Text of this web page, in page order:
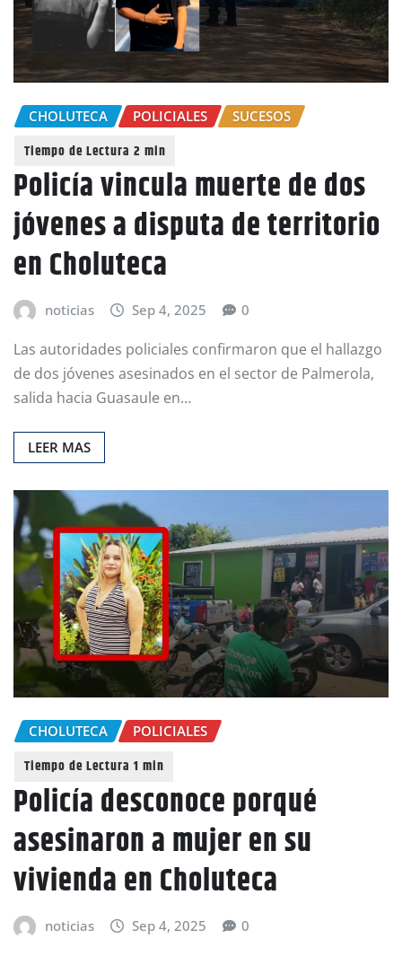
CHOLUTECA POLICIALES SUCESOS
Policía vincula muerte de dos
jóvenes a disputa de territorio
en Choluteca
noticias Sep 4, 2025 0
Las autoridades policiales confirmaron que el hallazgo
de dos jóvenes asesinados en el sector de Palmerola,
salida hacia Guasaule en…
LEER MAS
CHOLUTECA POLICIALES
Policía desconoce porqué
asesinaron a mujer en su
vivienda en Choluteca
noticias Sep 4, 2025 0